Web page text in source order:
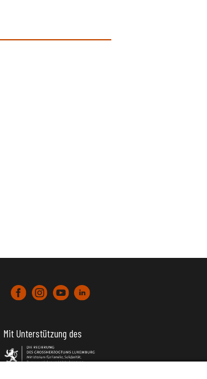
Mit Unterstützung des